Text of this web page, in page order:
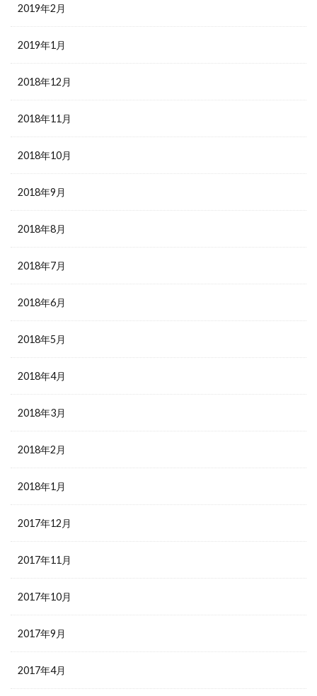
2019年2月
2019年1月
2018年12月
2018年11月
2018年10月
2018年9月
2018年8月
2018年7月
2018年6月
2018年5月
2018年4月
2018年3月
2018年2月
2018年1月
2017年12月
2017年11月
2017年10月
2017年9月
2017年4月